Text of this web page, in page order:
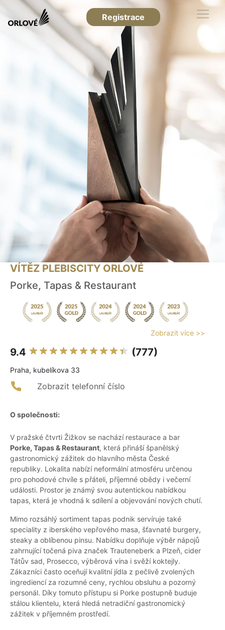
Registrace
VÍTĚZ PLEBISCITY ORLOVÉ
Porke, Tapas & Restaurant
Zobrazit více >>
9.4 (777)
Praha, kubelíkova 33
Zobrazit telefonní číslo
O společnosti:
V pražské čtvrti Žižkov se nachází restaurace a bar
Porke, Tapas & Restaurant, která přináší španělský
gastronomický zážitek do hlavního města České
republiky. Lokalita nabízí neformální atmosféru určenou
pro pohodové chvíle s přáteli, příjemné obědy i večerní
události. Prostor je známý svou autentickou nabídkou
tapas, která je vhodná k sdílení a objevování nových chutí.
Mimo rozsáhlý sortiment tapas podnik servíruje také
speciality z iberského vepřového masa, šťavnaté burgery,
steaky a oblíbenou pinsu. Nabídku doplňuje výběr nápojů
zahrnující točená piva značek Trauteneberk a Plzeň, cider
Tátův sad, Prosecco, výběrová vína i svěží koktejly.
Zákazníci často oceňují kvalitní jídla z pečlivě zvolených
ingrediencí za rozumné ceny, rychlou obsluhu a pozorný
personál. Díky tomuto přístupu si Porke postupně buduje
stálou klientelu, která hledá netradiční gastronomický
zážitek v příjemném prostředí.